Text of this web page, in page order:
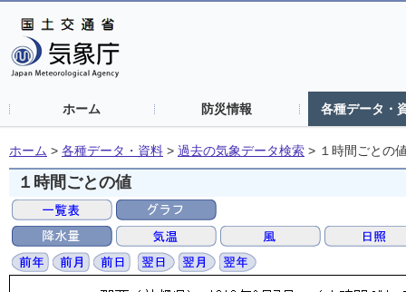
ホーム 防災情報 各種データ・
ホーム > 各種データ・資料 > 過去の気象データ検索 > １時間ごとの
１時間ごとの値